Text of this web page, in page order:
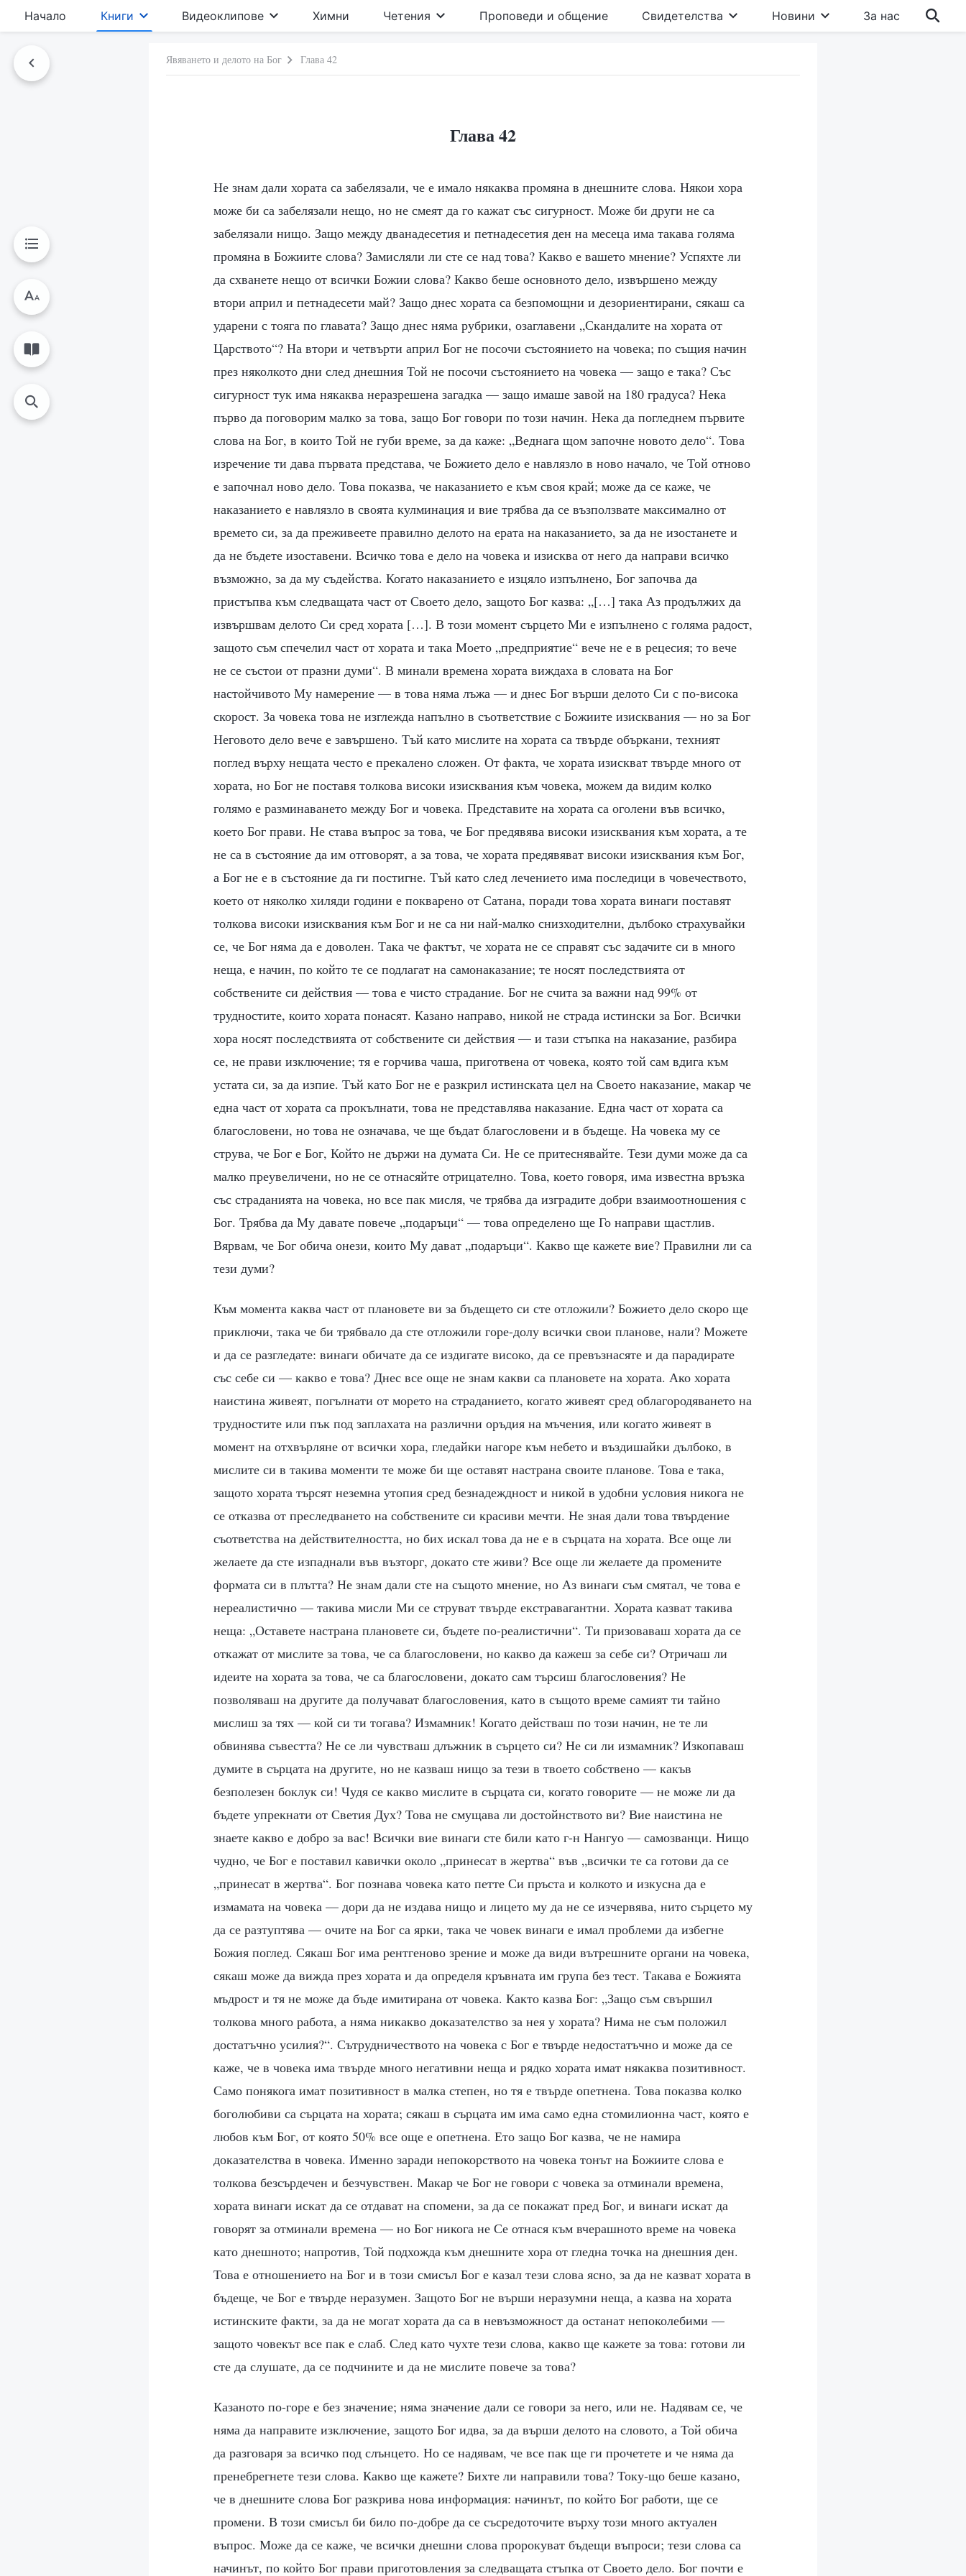
Начало Книги Видеоклипове Химни Четения Проповеди и общение Свидетелства Новини За нас
Явяването и делото на Бог Глава 42
Глава 42
Не знам дали хората са забелязали, че е имало някаква промяна в днешните слова. Някои хора
може би са забелязали нещо, но не смеят да го кажат със сигурност. Може би други не са
забелязали нищо. Защо между дванадесетия и петнадесетия ден на месеца има такава голяма
промяна в Божиите слова? Замисляли ли сте се над това? Какво е вашето мнение? Успяхте ли
да схванете нещо от всички Божии слова? Какво беше основното дело, извършено между
втори април и петнадесети май? Защо днес хората са безпомощни и дезориентирани, сякаш са
ударени с тояга по главата? Защо днес няма рубрики, озаглавени „Скандалите на хората от
Царството“? На втори и четвърти април Бог не посочи състоянието на човека; по същия начин
през няколкото дни след днешния Той не посочи състоянието на човека — защо е така? Със
сигурност тук има някаква неразрешена загадка — защо имаше завой на 180 градуса? Нека
първо да поговорим малко за това, защо Бог говори по този начин. Нека да погледнем първите
слова на Бог, в които Той не губи време, за да каже: „Веднага щом започне новото дело“. Това
изречение ти дава първата представа, че Божието дело е навлязло в ново начало, че Той отново
е започнал ново дело. Това показва, че наказанието е към своя край; може да се каже, че
наказанието е навлязло в своята кулминация и вие трябва да се възползвате максимално от
времето си, за да преживеете правилно делото на ерата на наказанието, за да не изостанете и
да не бъдете изоставени. Всичко това е дело на човека и изисква от него да направи всичко
възможно, за да му съдейства. Когато наказанието е изцяло изпълнено, Бог започва да
пристъпва към следващата част от Своето дело, защото Бог казва: „[…] така Аз продължих да
извършвам делото Си сред хората […]. В този момент сърцето Ми е изпълнено с голяма радост,
защото съм спечелил част от хората и така Моето „предприятие“ вече не е в рецесия; то вече
не се състои от празни думи“. В минали времена хората виждаха в словата на Бог
настойчивото Му намерение — в това няма лъжа — и днес Бог върши делото Си с по-висока
скорост. За човека това не изглежда напълно в съответствие с Божиите изисквания — но за Бог
Неговото дело вече е завършено. Тъй като мислите на хората са твърде объркани, техният
поглед върху нещата често е прекалено сложен. От факта, че хората изискват твърде много от
хората, но Бог не поставя толкова високи изисквания към човека, можем да видим колко
голямо е разминаването между Бог и човека. Представите на хората са оголени във всичко,
което Бог прави. Не става въпрос за това, че Бог предявява високи изисквания към хората, а те
не са в състояние да им отговорят, а за това, че хората предявяват високи изисквания към Бог,
а Бог не е в състояние да ги постигне. Тъй като след лечението има последици в човечеството,
което от няколко хиляди години е покварено от Сатана, поради това хората винаги поставят
толкова високи изисквания към Бог и не са ни най-малко снизходителни, дълбоко страхувайки
се, че Бог няма да е доволен. Така че фактът, че хората не се справят със задачите си в много
неща, е начин, по който те се подлагат на самонаказание; те носят последствията от
собствените си действия — това е чисто страдание. Бог не счита за важни над 99% от
трудностите, които хората понасят. Казано направо, никой не страда истински за Бог. Всички
хора носят последствията от собствените си действия — и тази стъпка на наказание, разбира
се, не прави изключение; тя е горчива чаша, приготвена от човека, която той сам вдига към
устата си, за да изпие. Тъй като Бог не е разкрил истинската цел на Своето наказание, макар че
една част от хората са прокълнати, това не представлява наказание. Една част от хората са
благословени, но това не означава, че ще бъдат благословени и в бъдеще. На човека му се
струва, че Бог е Бог, Който не държи на думата Си. Не се притеснявайте. Тези думи може да са
малко преувеличени, но не се отнасяйте отрицателно. Това, което говоря, има известна връзка
със страданията на човека, но все пак мисля, че трябва да изградите добри взаимоотношения с
Бог. Трябва да Му давате повече „подаръци“ — това определено ще Го направи щастлив.
Вярвам, че Бог обича онези, които Му дават „подаръци“. Какво ще кажете вие? Правилни ли са
тези думи?
Към момента каква част от плановете ви за бъдещето си сте отложили? Божието дело скоро ще
приключи, така че би трябвало да сте отложили горе-долу всички свои планове, нали? Можете
и да се разгледате: винаги обичате да се издигате високо, да се превъзнасяте и да парадирате
със себе си — какво е това? Днес все още не знам какви са плановете на хората. Ако хората
наистина живеят, погълнати от морето на страданието, когато живеят сред облагородяването на
трудностите или пък под заплахата на различни оръдия на мъчения, или когато живеят в
момент на отхвърляне от всички хора, гледайки нагоре към небето и въздишайки дълбоко, в
мислите си в такива моменти те може би ще оставят настрана своите планове. Това е така,
защото хората търсят неземна утопия сред безнадеждност и никой в удобни условия никога не
се отказва от преследването на собствените си красиви мечти. Не зная дали това твърдение
съответства на действителността, но бих искал това да не е в сърцата на хората. Все още ли
желаете да сте изпаднали във възторг, докато сте живи? Все още ли желаете да промените
формата си в плътта? Не знам дали сте на същото мнение, но Аз винаги съм смятал, че това е
нереалистично — такива мисли Ми се струват твърде екстравагантни. Хората казват такива
неща: „Оставете настрана плановете си, бъдете по-реалистични“. Ти призоваваш хората да се
откажат от мислите за това, че са благословени, но какво да кажеш за себе си? Отричаш ли
идеите на хората за това, че са благословени, докато сам търсиш благословения? Не
позволяваш на другите да получават благословения, като в същото време самият ти тайно
мислиш за тях — кой си ти тогава? Измамник! Когато действаш по този начин, не те ли
обвинява съвестта? Не се ли чувстваш длъжник в сърцето си? Не си ли измамник? Изкопаваш
думите в сърцата на другите, но не казваш нищо за тези в твоето собствено — какъв
безполезен боклук си! Чудя се какво мислите в сърцата си, когато говорите — не може ли да
бъдете упрекнати от Светия Дух? Това не смущава ли достойнството ви? Вие наистина не
знаете какво е добро за вас! Всички вие винаги сте били като г-н Нангуо — самозванци. Нищо
чудно, че Бог е поставил кавички около „принесат в жертва“ във „всички те са готови да се
„принесат в жертва“. Бог познава човека като петте Си пръста и колкото и изкусна да е
измамата на човека — дори да не издава нищо и лицето му да не се изчервява, нито сърцето му
да се разтуптява — очите на Бог са ярки, така че човек винаги е имал проблеми да избегне
Божия поглед. Сякаш Бог има рентгеново зрение и може да види вътрешните органи на човека,
сякаш може да вижда през хората и да определя кръвната им група без тест. Такава е Божията
мъдрост и тя не може да бъде имитирана от човека. Както казва Бог: „Защо съм свършил
толкова много работа, а няма никакво доказателство за нея у хората? Нима не съм положил
достатъчно усилия?“. Сътрудничеството на човека с Бог е твърде недостатъчно и може да се
каже, че в човека има твърде много негативни неща и рядко хората имат някаква позитивност.
Само понякога имат позитивност в малка степен, но тя е твърде опетнена. Това показва колко
боголюбиви са сърцата на хората; сякаш в сърцата им има само една стомилионна част, която е
любов към Бог, от която 50% все още е опетнена. Ето защо Бог казва, че не намира
доказателства в човека. Именно заради непокорството на човека тонът на Божиите слова е
толкова безсърдечен и безчувствен. Макар че Бог не говори с човека за отминали времена,
хората винаги искат да се отдават на спомени, за да се покажат пред Бог, и винаги искат да
говорят за отминали времена — но Бог никога не Се отнася към вчерашното време на човека
като днешното; напротив, Той подхожда към днешните хора от гледна точка на днешния ден.
Това е отношението на Бог и в този смисъл Бог е казал тези слова ясно, за да не казват хората в
бъдеще, че Бог е твърде неразумен. Защото Бог не върши неразумни неща, а казва на хората
истинските факти, за да не могат хората да са в невъзможност да останат непоколебими —
защото човекът все пак е слаб. След като чухте тези слова, какво ще кажете за това: готови ли
сте да слушате, да се подчините и да не мислите повече за това?
Казаното по-горе е без значение; няма значение дали се говори за него, или не. Надявам се, че
няма да направите изключение, защото Бог идва, за да върши делото на словото, а Той обича
да разговаря за всичко под слънцето. Но се надявам, че все пак ще ги прочетете и че няма да
пренебрегнете тези слова. Какво ще кажете? Бихте ли направили това? Току-що беше казано,
че в днешните слова Бог разкрива нова информация: начинът, по който Бог работи, ще се
промени. В този смисъл би било по-добре да се съсредоточите върху този много актуален
въпрос. Може да се каже, че всички днешни слова пророкуват бъдещи въпроси; тези слова са
начинът, по който Бог прави приготовления за следващата стъпка от Своето дело. Бог почти е